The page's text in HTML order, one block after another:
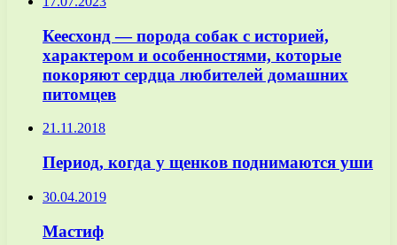
Кеесхонд — порода собак с историей,
характером и особенностями, которые
покоряют сердца любителей домашних
питомцев
21.11.2018
Период, когда у щенков поднимаются уши
30.04.2019
Мастиф